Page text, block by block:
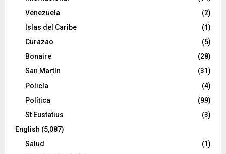
Venezuela
(2)
Islas del Caribe
(1)
Curazao
(5)
Bonaire
(28)
San Martín
(31)
Policía
(4)
Política
(99)
St Eustatius
(3)
English (5,087)
Salud
(1)